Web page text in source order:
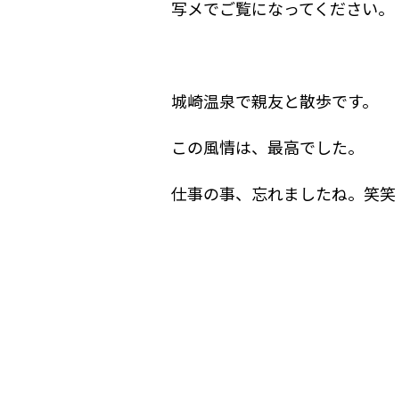
写メでご覧になってください。
城崎温泉で親友と散歩です。
この風情は、最高でした。
仕事の事、忘れましたね。笑笑